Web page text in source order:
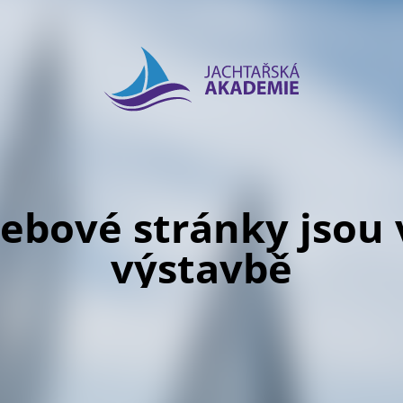
stránky jsou
výstavbě